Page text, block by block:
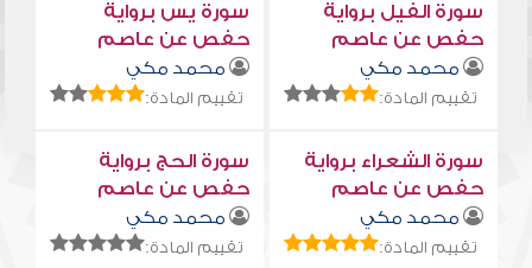
سورة الفيل برواية
حفص عن عاصم
محمد مكي
تقييم المادة:
سورة يس برواية
حفص عن عاصم
محمد مكي
تقييم المادة:
سورة الشعراء برواية
حفص عن عاصم
محمد مكي
تقييم المادة:
سورة الحج برواية
حفص عن عاصم
محمد مكي
تقييم المادة: